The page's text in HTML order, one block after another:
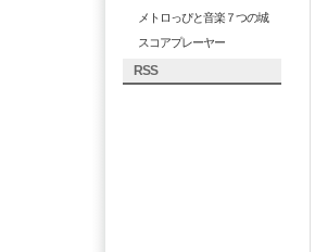
メトロっぴと音楽７つの城
スコアプレーヤー
RSS